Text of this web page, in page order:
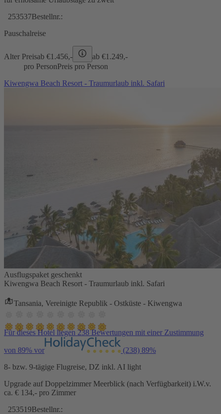
253537Bestellnr.:
Pauschalreise
Alter Preisab €1.456,- ab €1.249,-
pro PersonPreis pro Person
Kiwengwa Beach Resort - Traumurlaub inkl. Safari
Ausflugspaket geschenkt
Kiwengwa Beach Resort - Traumurlaub inkl. Safari
Tansania, Vereinigte Republik - Ostküste - Kiwengwa
Für dieses Hotel liegen 238 Bewertungen mit einer Zustimmung
von 89% vor (238) 89%
8- bzw. 9-tägige Flugreise, DZ inkl. AI light
Upgrade auf Doppelzimmer Meerblick (nach Verfügbarkeit) i.W.v.
ca. € 134,- pro Zimmer
253519Bestellnr.: